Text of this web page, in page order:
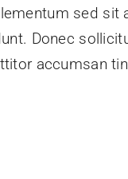
sed sit
Donec
accumsan